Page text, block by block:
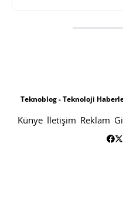
Teknoblog - Teknoloji
Künye İletişim Reklam